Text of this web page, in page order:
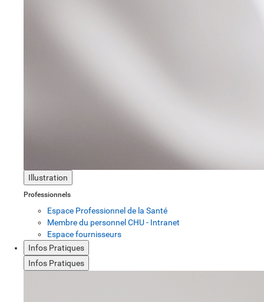
Illustration
Professionnels
Espace Professionnel de la Santé
Membre du personnel CHU - Intranet
Espace fournisseurs
Infos Pratiques
Infos Pratiques